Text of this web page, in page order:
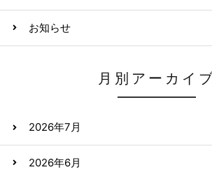
お知らせ
月別アーカイ
2026年7月
2026年6月